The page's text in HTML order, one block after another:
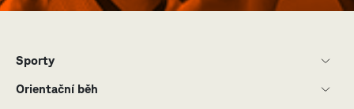
Sporty
Orientační běh